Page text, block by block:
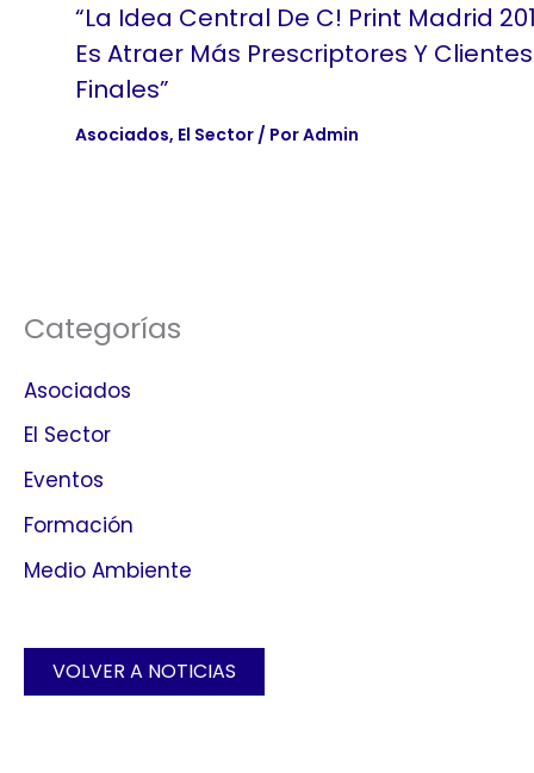
“La Idea Central De C! Print Madrid
Es Atraer Más Prescriptores Y Clientes
Finales”
Asociados, El Sector/ PorAdmin
Categorías
Asociados
El Sector
Eventos
Formación
Medio Ambiente
VOLVER A NOTICIAS